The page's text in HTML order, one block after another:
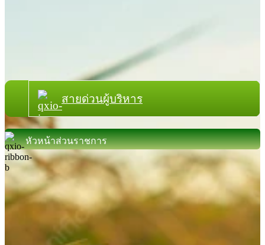
สายด่วนผู้บริหาร
หัวหน้าส่วนราชการ